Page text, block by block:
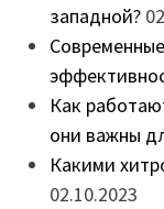
западной?
Как
они важны
Какими
02.10.2023